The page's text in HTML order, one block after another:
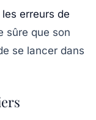
les erreurs de
sûre que son
se lancer dans